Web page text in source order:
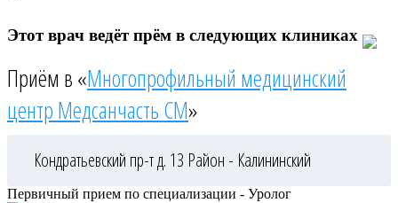
Этот врач ведёт прём в следующих клиниках
Приём в «Многопрофильный медицинский
центр Медсанчасть СМ»
Кондратьевский пр-т д. 13 Район - Калининский
Первичный прием по специализации - Уролог